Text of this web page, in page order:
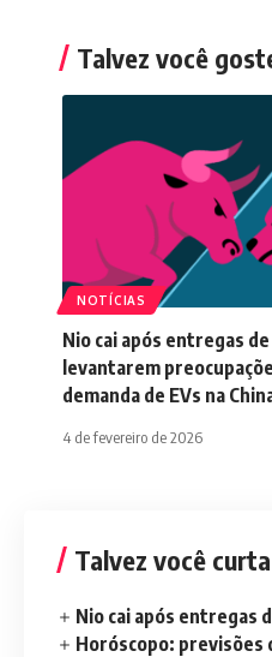
Talvez você
NOTÍCIAS
Nio cai após entregas
levantarem
demanda de EVs na
4 de fevereiro de 2026
Talvez você curta
Nio cai após entregas
Horóscopo: